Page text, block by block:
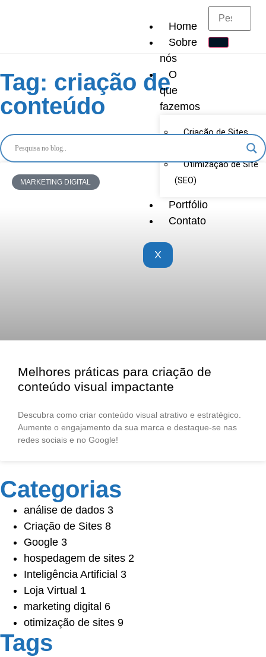
Home
Sobre
nós
O
que
fazemos
Criação de Sites
Otimização de Site
(SEO)
Portfólio
Contato
X
Tag: criação de
conteúdo
MARKETING DIGITAL
Melhores práticas para criação de
conteúdo visual impactante
Descubra como criar conteúdo visual atrativo e estratégico.
Aumente o engajamento da sua marca e destaque-se nas
redes sociais e no Google!
Categorias
análise de dados 3
Criação de Sites 8
Google 3
hospedagem de sites 2
Inteligência Artificial 3
Loja Virtual 1
marketing digital 6
otimização de sites 9
Tags